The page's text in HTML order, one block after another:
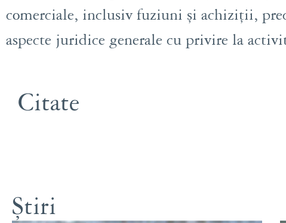
comerciale, inclusiv fuziuni și achiziții,
aspecte juridice generale cu privire la
Citate
Știri